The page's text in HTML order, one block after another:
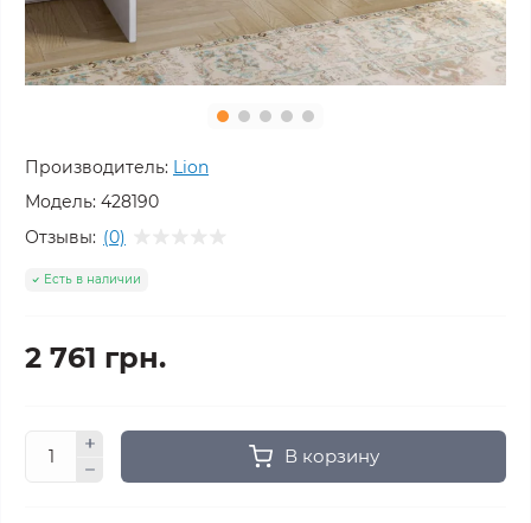
Производитель: Lion
Модель: 428190
Отзывы: (0)
Есть в наличии
2 761 грн.
В корзину